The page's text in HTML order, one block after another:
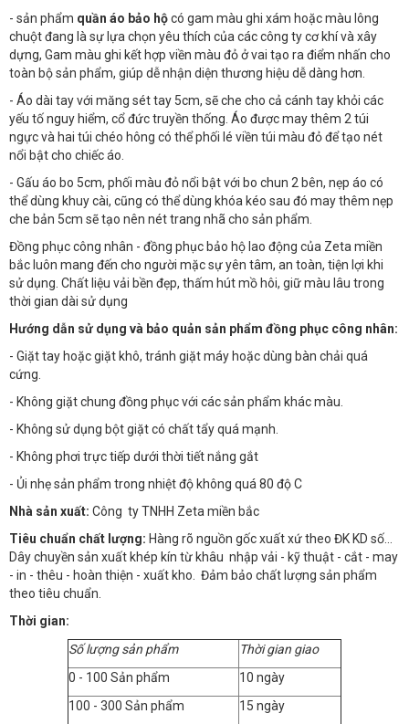
- sản phẩm quần áo bảo hộcó gam màu ghi xám hoặc màu lông
chuột đang là sự lựa chọn yêu thích của các công ty cơ khí và xây
dựng, Gam màu ghi kết hợp viền màu đỏ ở vai tạo ra điểm nhấn cho
toàn bộ sản phẩm, giúp dễ nhận diện thương hiệu dễ dàng hơn.
- Áo dài tay với măng sét tay 5cm, sẽ che cho cả cánh tay khỏi các
yếu tố nguy hiểm, cổ đức truyền thống. Áo được may thêm 2 túi
ngực và hai túi chéo hông có thể phối lé viền túi màu đỏ để tạo nét
nổi bật cho chiếc áo.
- Gấu áo bo 5cm, phối màu đỏ nổi bật với bo chun 2 bên, nẹp áo có
thể dùng khuy cài, cũng có thể dùng khóa kéo sau đó may thêm nẹp
che bản 5cm sẽ tạo nên nét trang nhã cho sản phẩm.
Đồng phục công nhân - đồng phục bảo hộ lao động của Zeta miền
bắc luôn mang đến cho người mặc sự yên tâm, an toàn, tiện lợi khi
sử dụng. Chất liệu vải bền đẹp, thấm hút mồ hôi, giữ màu lâu trong
thời gian dài sử dụng
Hướng dẫn sử dụng và bảo quản sản phẩm đồng phục công nhân:
- Giặt tay hoặc giặt khô, tránh giặt máy hoặc dùng bàn chải quá
cứng.
- Không giặt chung đồng phục với các sản phẩm khác màu.
- Không sử dụng bột giặt có chất tẩy quá mạnh.
- Không phơi trực tiếp dưới thời tiết nắng gắt
- Ủi nhẹ sản phẩm trong nhiệt độ không quá 80 độ C
Nhà sản xuất: Công ty TNHH Zeta miền bắc
Tiêu chuẩn chất lượng: Hàng rõ nguồn gốc xuất xứ theo ĐK KD số…
Dây chuyền sản xuất khép kín từ khâu nhập vải - kỹ thuật - cắt - may
- in - thêu - hoàn thiện - xuất kho. Đảm bảo chất lượng sản phẩm
theo tiêu chuẩn.
Thời gian:
Số lượng sản phẩm
Thời gian giao
0 - 100 Sản phẩm
10 ngày
100 - 300 Sản phẩm
15 ngày